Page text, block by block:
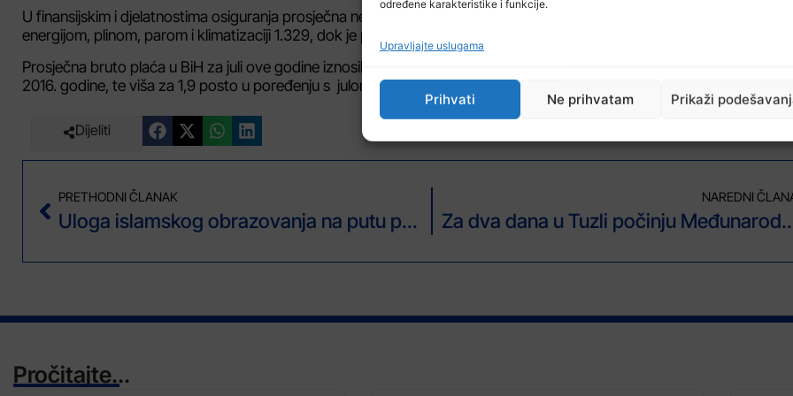
određene karakteristike i funkcije.
Upravljajte uslugama
Prihvati Ne prihvatam Prikaži
U finansijskim i djelatnostima osiguranja prosječna neto plaća u julu iznosila je 1.444, u proizvodnji i snabdijevanju
energijom, plinom, parom i klimatizaciji 1.329, dok je prosječna neto plaća u sektoru informacija i komunikacija 1.228
Prosječna bruto plaća u BiH za juli ove godine iznosila je 1.318 KM i nominalno je niža za 0,5 posto u odnosu na
2016. godine, te viša za 1,9 posto u poređenju s julom 2016. (RTVTK/FENA) L.A.
Dijeliti
PRETHODNI ČLANAK
Uloga islamskog obrazovanja na putu promicanja mira i suživota u svijetu
NAREDNI
Za dva dana u Tuzli počinju
Pročitajte...